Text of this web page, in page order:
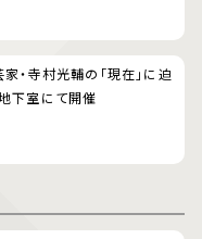
・寺村光輔の「現在」に迫
下室にて開催